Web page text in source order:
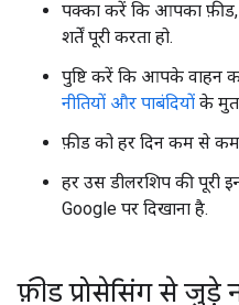
पक्का करें कि आपका फ़ीड,
शर्तें पूरी करता हो.
पुष्टि करें कि आपके वाहन
नीतियों और पाबंदियों के
फ़ीड को हर दिन कम से
हर उस डीलरशिप की पूरी
Google पर दिखाना है.
फ़ीड प्रोसेसिंग से जुड़े